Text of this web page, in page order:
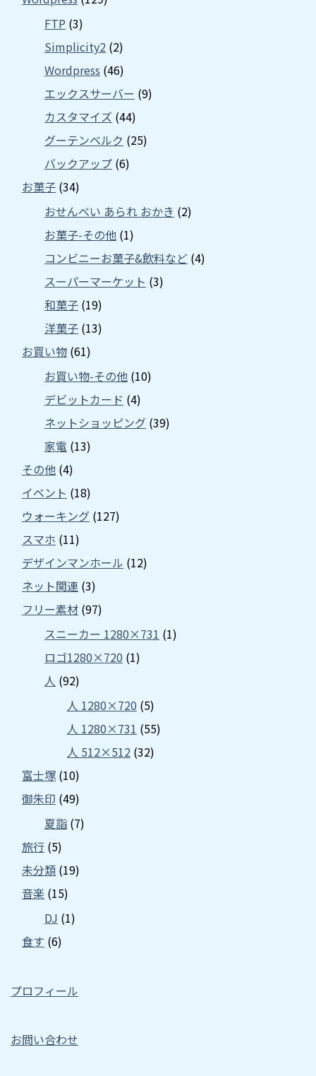
FTP (3)
Simplicity2 (2)
Wordpress (46)
エックスサーバー (9)
カスタマイズ (44)
グーテンベルク (25)
バックアップ (6)
お菓子 (34)
おせんべい あられ おかき (2)
お菓子-その他 (1)
コンビニーお菓子&飲料など (4)
スーパーマーケット (3)
和菓子 (19)
洋菓子 (13)
お買い物 (61)
お買い物-その他 (10)
デビットカード (4)
ネットショッピング (39)
家電 (13)
その他 (4)
イベント (18)
ウォーキング (127)
スマホ (11)
デザインマンホール (12)
ネット関連 (3)
フリー素材 (97)
スニーカー 1280×731 (1)
ロゴ1280×720 (1)
人 (92)
人 1280×720 (5)
人 1280×731 (55)
人 512×512 (32)
富士塚 (10)
御朱印 (49)
夏詣 (7)
旅行 (5)
未分類 (19)
音楽 (15)
DJ (1)
食す (6)
プロフィール
お問い合わせ